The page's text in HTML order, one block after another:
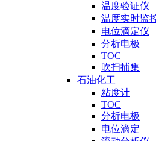
温度验证仪
温度实时监
电位滴定仪
分析电极
TOC
吹扫捕集
石油化工
粘度计
TOC
分析电极
电位滴定